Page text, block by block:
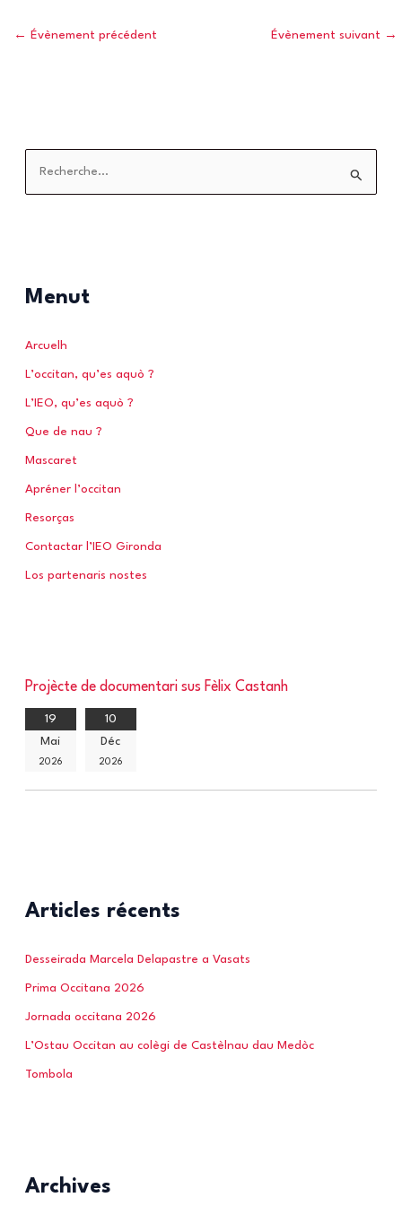
← Évènement précédent Évènement suivant →
r
h
e
Menut
Arcuelh
L’occitan, qu’es aquò ?
L’IEO, qu’es aquò ?
Que de nau ?
Mascaret
Apréner l’occitan
Resorças
Contactar l’IEO Gironda
Los partenaris nostes
Projècte de documentari sus Fèlix Castanh
19
Mai
2026
10
Déc
2026
Articles récents
Desseirada Marcela Delapastre a Vasats
Prima Occitana 2026
Jornada occitana 2026
L’Ostau Occitan au colègi de Castèlnau dau Medòc
Tombola
Archives